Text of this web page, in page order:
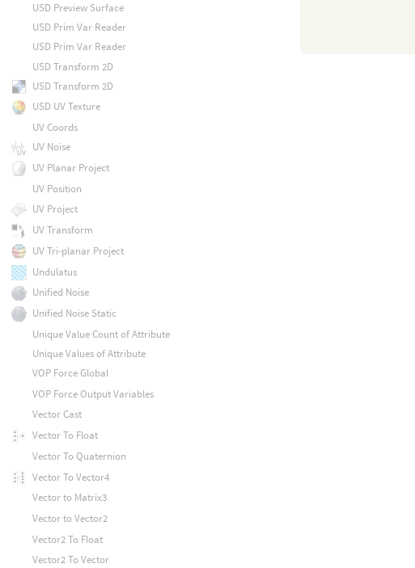
USD Preview Surface
USD Prim Var Reader
USD Prim Var Reader
USD Transform 2D
USD Transform 2D
USD UV Texture
UV Coords
UV Noise
UV Planar Project
UV Position
UV Project
UV Transform
UV Tri-planar Project
Undulatus
Unified Noise
Unified Noise Static
Unique Value Count of Attribute
Unique Values of Attribute
VOP Force Global
VOP Force Output Variables
Vector Cast
Vector To Float
Vector To Quaternion
Vector To Vector4
Vector to Matrix3
Vector to Vector2
Vector2 To Float
Vector2 To Vector